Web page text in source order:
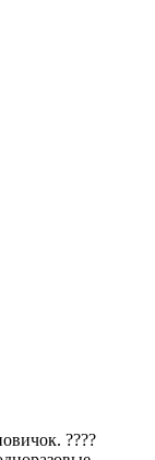
????